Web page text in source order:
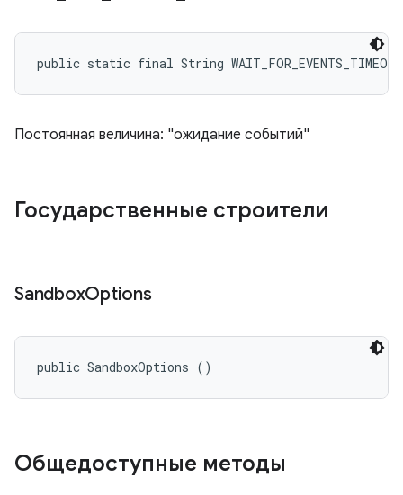
public static final String WAIT_FOR_EVENTS_TIMEOUT
Постоянная величина: "ожидание событий"
Государственные строители
SandboxOptions
public SandboxOptions ()
Общедоступные методы